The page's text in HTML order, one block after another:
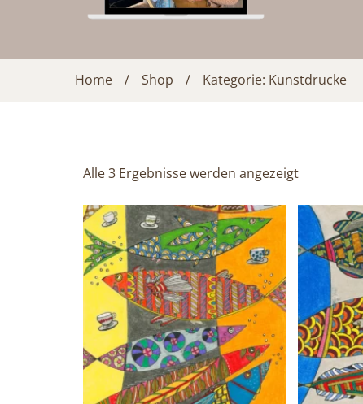
Home / Shop / Kategorie: Kunstdrucke
Alle 3 Ergebnisse werden angezeigt